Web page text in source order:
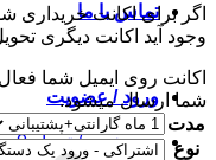
تماس با ما
ورود / عضویت
سبد خرید /تومان0
اگر برای اکانت خریداری
وجود آید اکانت دیگری
اکانت روی ایمیل شما
شما ارسال میشود.
مدت
نوع